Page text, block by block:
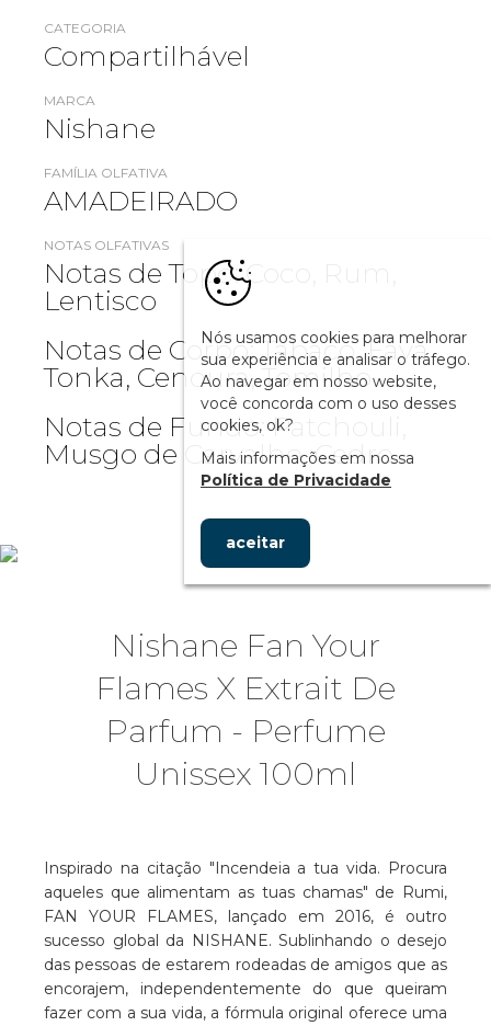
CATEGORIA
Compartilhável
MARCA
Nishane
FAMÍLIA OLFATIVA
AMADEIRADO
NOTAS OLFATIVAS
Notas de Topo: Coco, Rum,
Lentisco
Notas de Corpo: Tabaco, Fava
Tonka, Cenoura, Tomilho
Notas de Fundo: Patchouli,
Musgo de Carvalho, Cedro
Nishane Fan Your
Flames X Extrait De
Parfum - Perfume
Unissex 100ml
Inspirado na citação "Incendeia a tua vida. Procura
aqueles que alimentam as tuas chamas" de Rumi,
FAN YOUR FLAMES, lançado em 2016, é outro
sucesso global da NISHANE. Sublinhando o desejo
das pessoas de estarem rodeadas de amigos que as
encorajem, independentemente do que queiram
fazer com a sua vida, a fórmula original oferece uma
Nós usamos cookies para melhorar
sua experiência e analisar o tráfego.
Ao navegar em nosso website,
você concorda com o uso desses
cookies, ok?
Mais informações em nossa
Política de Privacidade
aceitar